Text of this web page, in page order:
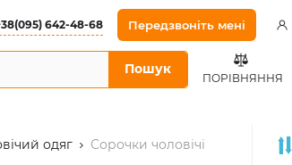
642-48-68 Передзвоніть мені
ПОРІВНЯННЯ
Пошук
одяг Сорочки чоловічі